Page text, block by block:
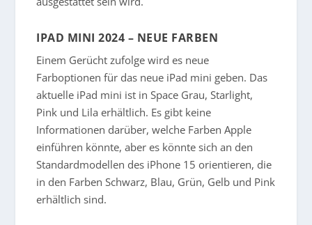
IPAD MINI 2024 – NEUE FARBEN
Einem Gerücht zufolge wird es neue
Farboptionen für das neue iPad mini geben. Das
aktuelle iPad mini ist in Space Grau, Starlight,
Pink und Lila erhältlich. Es gibt keine
Informationen darüber, welche Farben Apple
einführen könnte, aber es könnte sich an den
Standardmodellen des iPhone 15 orientieren, die
in den Farben Schwarz, Blau, Grün, Gelb und Pink
erhältlich sind.